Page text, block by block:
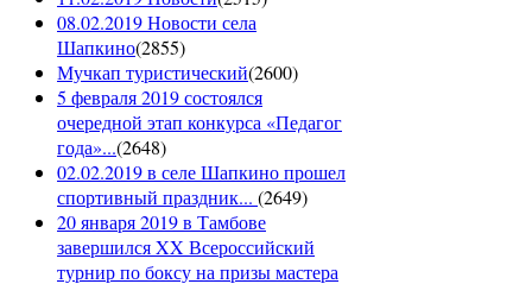
08.02.2019 Новости села
Шапкино(2855)
Мучкап туристический(2600)
5 февраля 2019 состоялся
очередной этап конкурса «Педагог
года»...(2648)
02.02.2019 в селе Шапкино прошел
спортивный праздник... (2649)
20 января 2019 в Тамбове
завершился XX Всероссийский
турнир по боксу на призы мастера